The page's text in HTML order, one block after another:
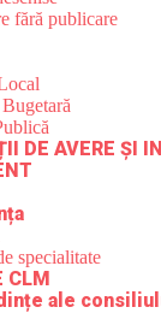
fără publicare
DE AVERE ȘI
specialitate
CLM
ale